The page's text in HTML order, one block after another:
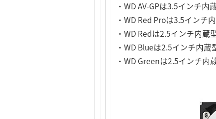
・WD AV-GPは3.5インチ
・WD Red Proは3.5インチ
・WD Redは2.5インチ内
・WD Blueは2.5インチ内
・WD Greenは2.5インチ内